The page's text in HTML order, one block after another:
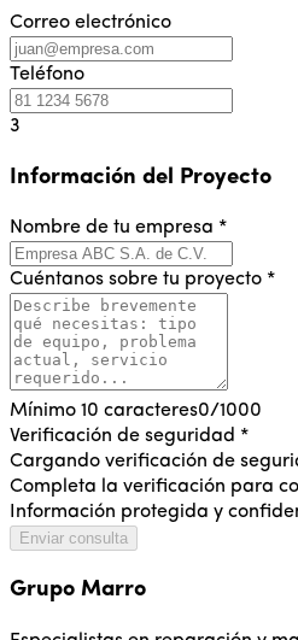
Correo electrónico
Teléfono
3
Información del Proyecto
Nombre de tu empresa *
Cuéntanos sobre tu proyecto *
Mínimo 10 caracteres0/1000
Verificación de seguridad *
Cargando verificación de
Completa la verificación para
Información protegida y
Enviar consulta
Grupo Marro